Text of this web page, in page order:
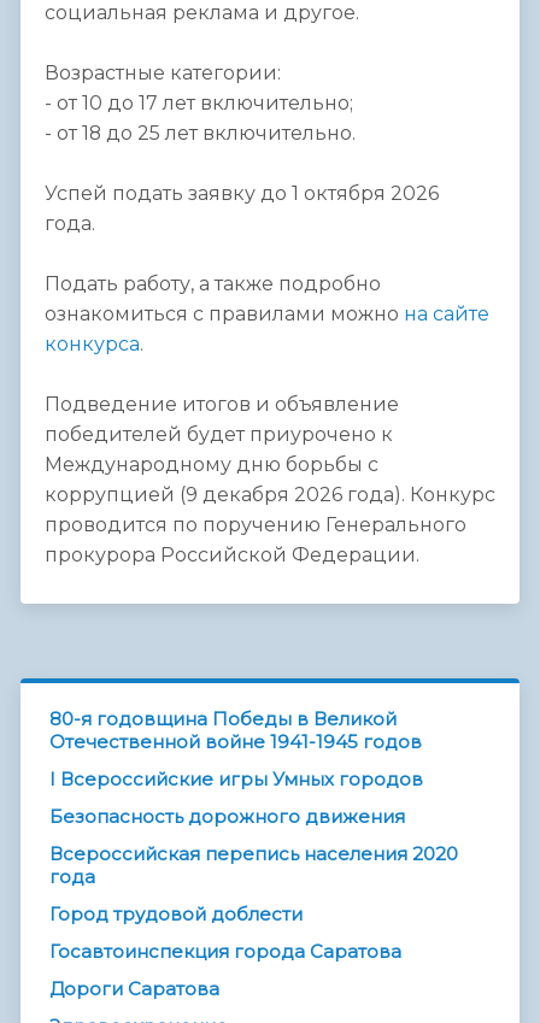
социальная реклама и другое.
Возрастные категории:
- от 10 до 17 лет включительно;
- от 18 до 25 лет включительно.
Успей подать заявку до 1 октября 2026
года.
Подать работу, а также подробно
ознакомиться с правилами можно на сайте
конкурса.
Подведение итогов и объявление
победителей будет приурочено к
Международному дню борьбы с
коррупцией (9 декабря 2026 года). Конкурс
проводится по поручению Генерального
прокурора Российской Федерации.
80-я годовщина Победы в Великой
Отечественной войне 1941-1945 годов
I Всероссийские игры Умных городов
Безопасность дорожного движения
Всероссийская перепись населения 2020
года
Город трудовой доблести
Госавтоинспекция города Саратова
Дороги Саратова